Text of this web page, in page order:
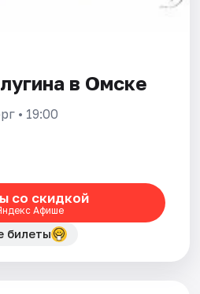
в Омске
• 19:00
со скидкой
Афише
билеты